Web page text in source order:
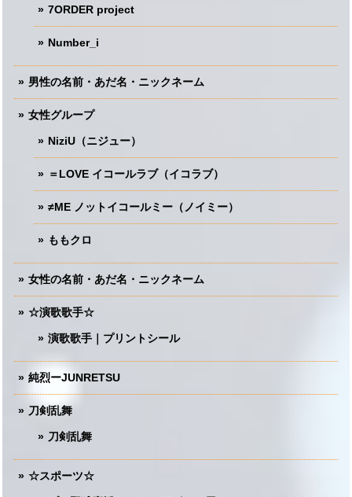
7ORDER project
Number_i
男性の名前・あだ名・ニックネーム
女性グループ
NiziU（ニジュー）
＝LOVE イコールラブ（イコラブ）
≠ME ノットイコールミー（ノイミー）
ももクロ
女性の名前・あだ名・ニックネーム
☆演歌歌手☆
演歌歌手｜プリントシール
純烈ーJUNRETSU
刀剣乱舞
刀剣乱舞
☆スポーツ☆